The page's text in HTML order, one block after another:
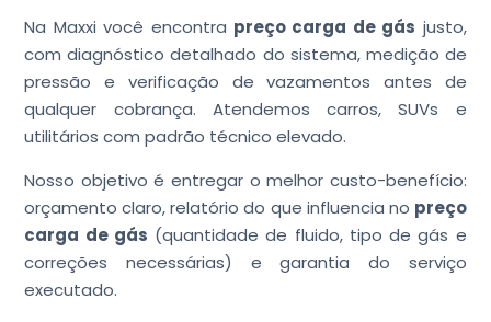
Na Maxxi você encontra preço carga de gás justo,
com diagnóstico detalhado do sistema, medição de
pressão e verificação de vazamentos antes de
qualquer cobrança. Atendemos carros, SUVs e
utilitários com padrão técnico elevado.
Nosso objetivo é entregar o melhor custo-benefício:
orçamento claro, relatório do que influencia no preço
carga de gás (quantidade de fluido, tipo de gás e
correções necessárias) e garantia do serviço
executado.